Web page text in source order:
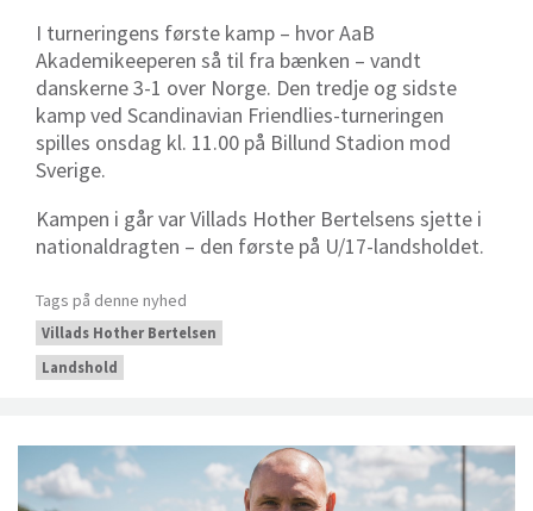
I turneringens første kamp – hvor AaB
Akademikeeperen så til fra bænken – vandt
danskerne 3-1 over Norge. Den tredje og sidste
kamp ved Scandinavian Friendlies-turneringen
spilles onsdag kl. 11.00 på Billund Stadion mod
Sverige.
Kampen i går var Villads Hother Bertelsens sjette i
nationaldragten – den første på U/17-landsholdet.
Tags på denne nyhed
Villads Hother Bertelsen
Landshold